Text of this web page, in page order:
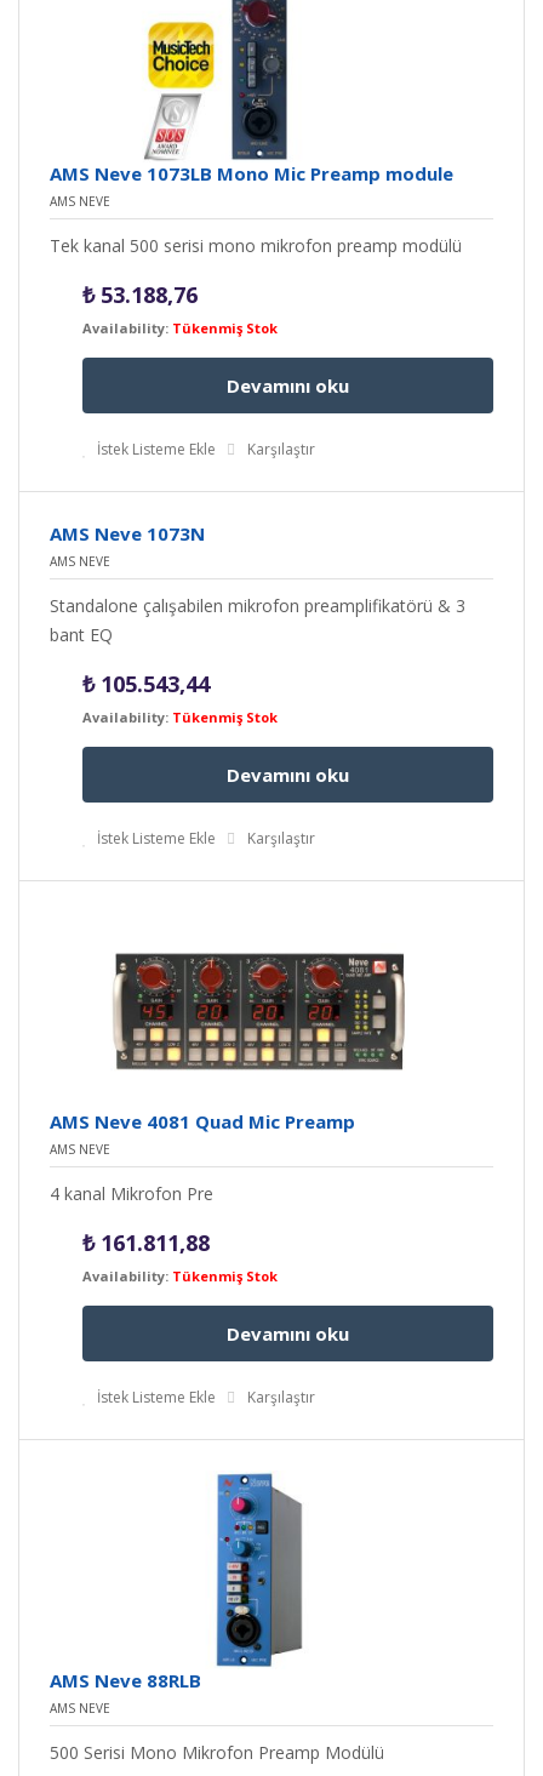
AMS Neve 1073LB Mono Mic Preamp module
AMS NEVE
Tek kanal 500 serisi mono mikrofon preamp modülü
₺53.188,76
Availability: Tükenmiş Stok
Devamını oku
İstek Listeme Ekle Karşılaştır
AMS Neve 1073N
AMS NEVE
Standalone çalışabilen mikrofon preamplifikatörü & 3
bant EQ
₺105.543,44
Availability: Tükenmiş Stok
Devamını oku
İstek Listeme Ekle Karşılaştır
AMS Neve 4081 Quad Mic Preamp
AMS NEVE
4 kanal Mikrofon Pre
₺161.811,88
Availability: Tükenmiş Stok
Devamını oku
İstek Listeme Ekle Karşılaştır
AMS Neve 88RLB
AMS NEVE
500 Serisi Mono Mikrofon Preamp Modülü